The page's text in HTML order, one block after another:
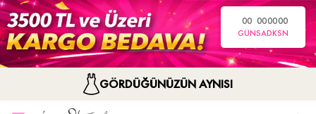
00
GÜN
00
SA
00
DK
00
SN
GÖRDÜĞÜNÜZÜN AYNISI